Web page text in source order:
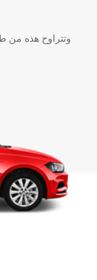
وتتراوح هذه من